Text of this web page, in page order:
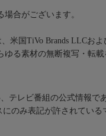
合がございます。
米国TiVo Brands LLCお
る素材の無断複写・転載
テレビ番組の公式情報で
のみ表記が許されている